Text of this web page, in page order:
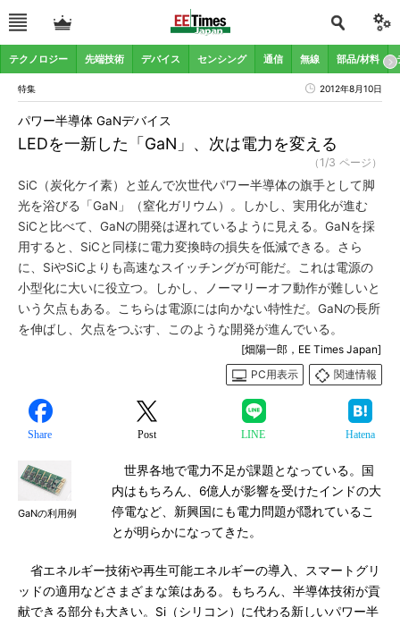
テクノロジー 先端技術 デバイス センシング 通信 無線 部品/材料
特集 2012年8月10日
LEDを一新した「GaN」、次は電力を変える
パワー半導体 GaNデバイス
（1/3 ページ）
SiC（炭化ケイ素）と並んで次世代パワー半導体の旗手として脚
光を浴びる「GaN」（窒化ガリウム）。しかし、実用化が進む
SiCと比べて、GaNの開発は遅れているように見える。GaNを採
用すると、SiCと同様に電力変換時の損失を低減できる。さら
に、SiやSiCよりも高速なスイッチングが可能だ。これは電源の
小型化に大いに役立つ。しかし、ノーマリーオフ動作が難しいと
いう欠点もある。こちらは電源には向かない特性だ。GaNの長所
を伸ばし、欠点をつぶす、このような開発が進んでいる。
[畑陽一郎，EE Times Japan]
PC用表示
関連情報
Share Post LINE Hatena
GaNの利用例
世界各地で電力不足が課題となっている。国
内はもちろん、6億人が影響を受けたインドの大
停電など、新興国にも電力問題が隠れているこ
とが明らかになってきた。
省エネルギー技術や再生可能エネルギーの導入、スマートグリ
ッドの適用などさまざまな策はある。もちろん、半導体技術が貢
献できる部分も大きい。Si（シリコン）に代わる新しいパワー半